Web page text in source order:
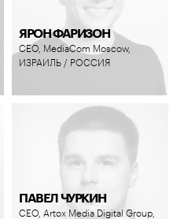
ЯРОН ФАРИЗОН
CEO, MediaCom Moscow,
ИЗРАИЛЬ / РОССИЯ
ПАВЕЛ ЧУРКИН
CEO, Artox Media Digital Group,